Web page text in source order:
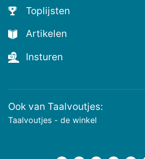
voutjes
en
de
voutste
nieuwtjes!
Toplijsten
Artikelen
Insturen
Ook van Taalvoutjes:
Taalvoutjes - de winkel